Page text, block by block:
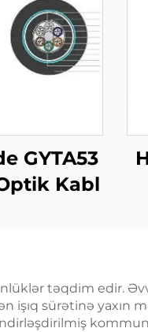
GYTA53
Kabl
təqdim edir.
işıq sürətinə yaxın